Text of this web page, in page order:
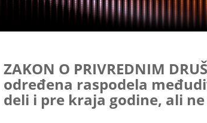
ZAKON O PRIVREDNIM
određena raspodela
deli i pre kraja godine, ali